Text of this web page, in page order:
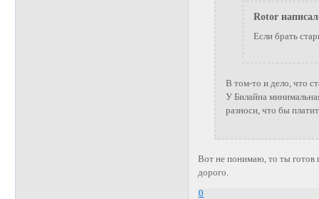
Rotor
Если брать
В том-то и дело, что
У Билайна
разноси, что бы
Вот не понимаю, то ты готов
дорого.
0